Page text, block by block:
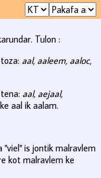
Tulon :
aal, aaleem, aaloc,
aal, aejaal,
aal ik aalam.
is jontik malravlem
kot malravlem ke